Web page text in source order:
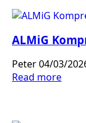
ALMiG
Peter04/03/
Read more